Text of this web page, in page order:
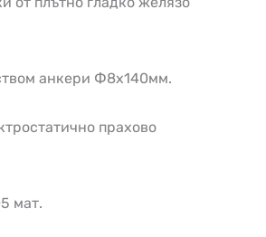
анкери Ф8х140мм.
прахово
мат.